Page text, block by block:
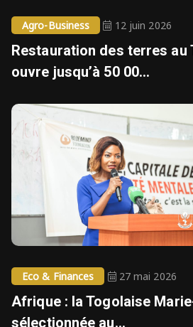
Agro-Business 12 juin 2026
Restauration des terres au
ouvre jusqu’à 50 00...
Eco & Finances 27 mai 2026
Afrique : la Togolaise
sélectionnée au...